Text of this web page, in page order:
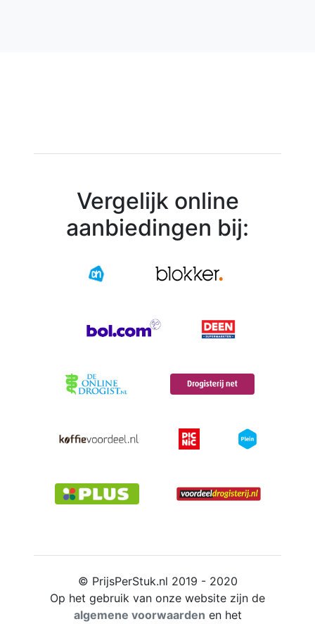
Vergelijk online
aanbiedingen bij:
© PrijsPerStuk.nl 2019 - 2020
Op het gebruik van onze website zijn de
algemene voorwaarden en het